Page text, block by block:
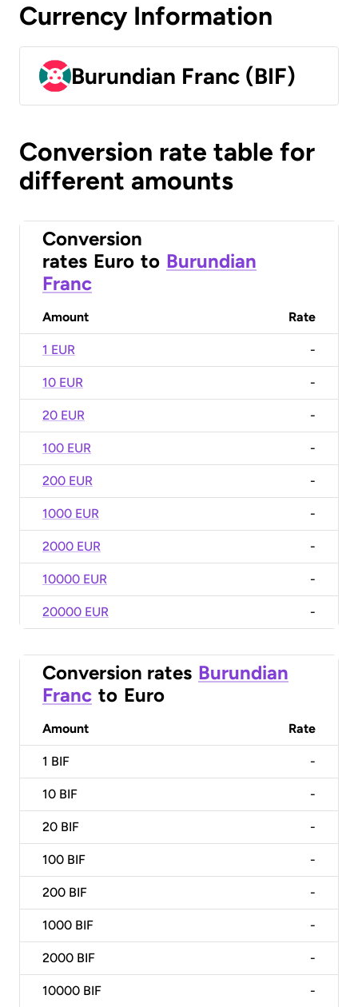
Currency Information
Burundian Franc (BIF)
Conversion rate table for
different amounts
Conversion
rates Euro to Burundian
Franc
Amount Rate
1 EUR -
10 EUR -
20 EUR -
100 EUR -
200 EUR -
1000 EUR -
2000 EUR -
10000 EUR -
20000 EUR -
Conversion rates Burundian
Franc to Euro
Amount Rate
1 BIF -
10 BIF -
20 BIF -
100 BIF -
200 BIF -
1000 BIF -
2000 BIF -
10000 BIF -